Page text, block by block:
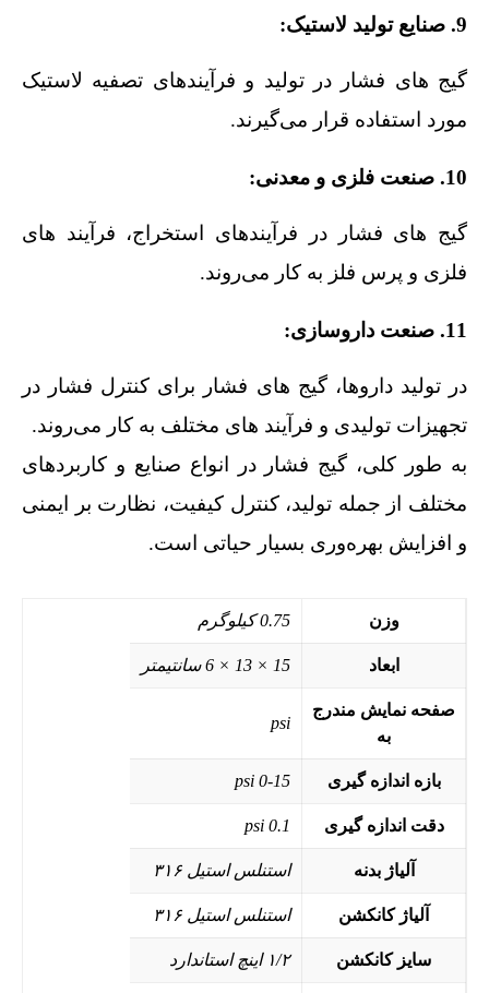
9. صنایع تولید لاستیک:
گیج‌ های فشار در تولید و فرآیندهای تصفیه لاستیک
مورد استفاده قرار می‌گیرند.
10. صنعت فلزی و معدنی:
گیج‌ های فشار در فرآیندهای استخراج، فرآیند های
فلزی و پرس فلز به کار می‌روند.
11. صنعت داروسازی:
در تولید داروها، گیج‌ های فشار برای کنترل فشار در
تجهیزات تولیدی و فرآیند های مختلف به کار می‌روند.
به طور کلی، گیج فشار در انواع صنایع و کاربردهای
مختلف از جمله تولید، کنترل کیفیت، نظارت بر ایمنی
و افزایش بهره‌وری بسیار حیاتی است.
وزن 0.75 کیلوگرم
ابعاد 15 × 13 × 6 سانتیمتر
صفحه نمایش مندرج
به
psi
بازه اندازه گیری 0-15 psi
دقت اندازه گیری 0.1 psi
آلیاژ بدنه استنلس استیل ۳۱۶
آلیاژ کانکشن استنلس استیل ۳۱۶
سایز کانکشن ۱/۲ اینچ استاندارد